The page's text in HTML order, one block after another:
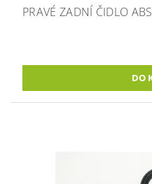
PRAVÉ ZADNÍ ČIDLO ABS